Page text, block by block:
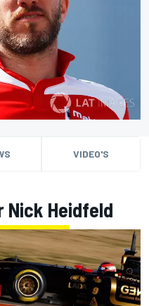
VIDEO'S
Nick Heidfeld